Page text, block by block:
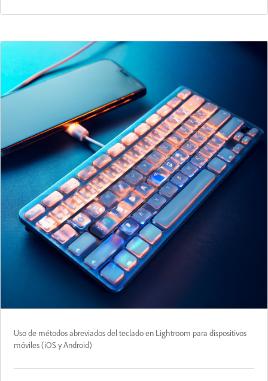
Uso de métodos abreviados del teclado en Lightroom para dispositivos
móviles (iOS y Android)